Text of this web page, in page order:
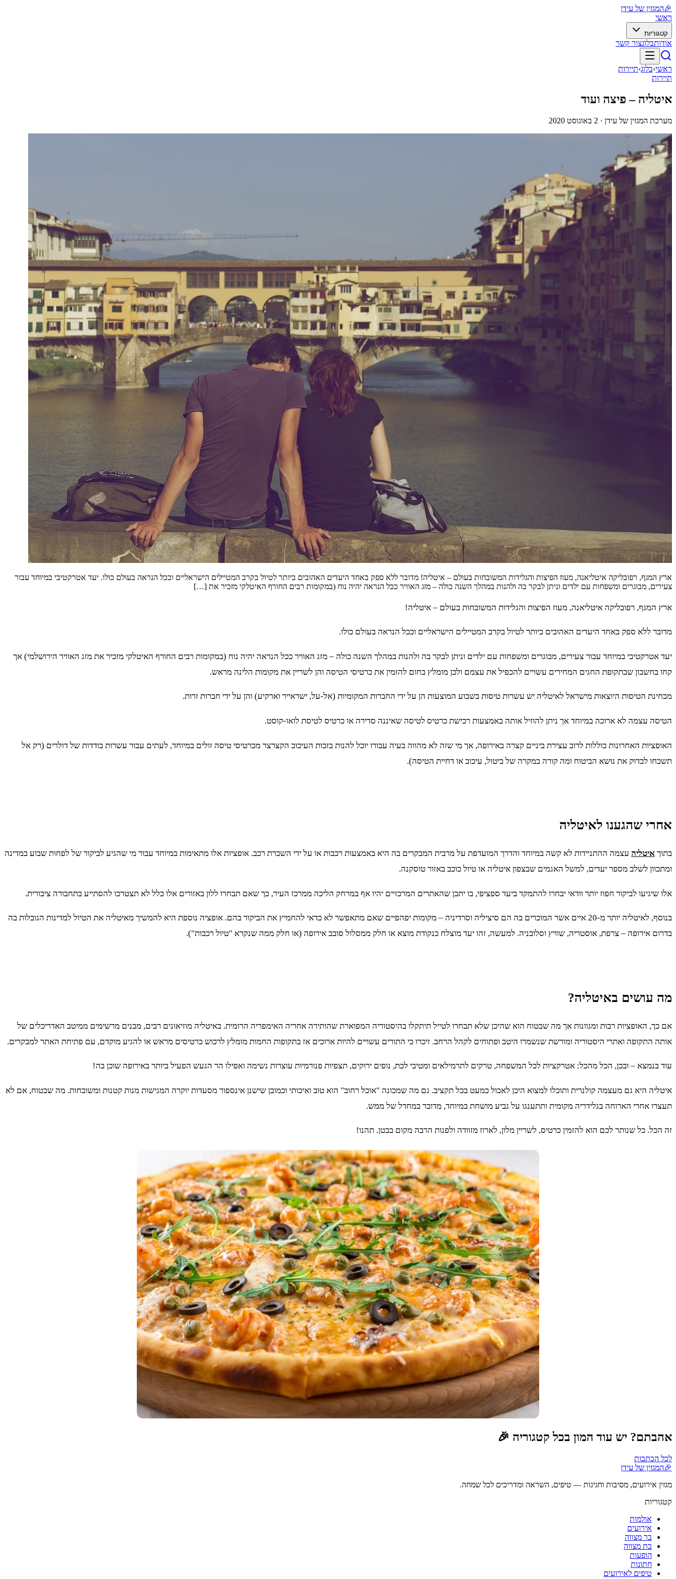
🎉המגזין של עידן
ראשי
קטגוריות
אודותבלוגצור קשר
ראשי›בלוג›תיירות
תיירות
איטליה – פיצה ועוד
מערכת המגזין של עידן · 2 באוגוסט 2020
ארץ המגף, רפובליקה איטליאנה, מעוז הפיצות והגלידות המשובחות בעולם – איטליה! מדובר ללא ספק באחד היעדים האהובים ביותר לטיול בקרב המטיילים הישראליים וככל הנראה בעולם כולו. יעד אטרקטיבי במיוחד עבור
צעירים, מבוגרים ומשפחות עם ילדים וניתן לבקר בה ולהנות במהלך השנה כולה – מזג האוויר ככל הנראה יהיה נוח (במקומות רבים החורף האיטלקי מזכיר את […]
ארץ המגף, רפובליקה איטליאנה, מעוז הפיצות והגלידות המשובחות בעולם – איטליה!
מדובר ללא ספק באחד היעדים האהובים ביותר לטיול בקרב המטיילים הישראליים וככל הנראה בעולם כולו.
יעד אטרקטיבי במיוחד עבור צעירים, מבוגרים ומשפחות עם ילדים וניתן לבקר בה ולהנות במהלך השנה כולה – מזג האוויר ככל הנראה יהיה נוח (במקומות רבים החורף האיטלקי מזכיר את מזג האוויר הירושלמי) אך
קחו בחשבון שבתקופת החגים המחירים עשויים להכפיל את עצמם ולכן מומלץ בחום להזמין את כרטיסי הטיסה והן לשריין את מקומות הלינה מראש.
מבחינת הטיסות היוצאות מישראל לאיטליה יש עשרות טיסות בשבוע המוצעות הן על ידי החברות המקומיות (אל-על, ישראייר וארקיע) והן על ידי חברות זרות.
הטיסה עצמה לא ארוכה במיוחד אך ניתן להוזיל אותה באמצעות רכישת כרטיס לטיסה שאיננה סדירה או כרטיס לטיסת לואו-קוסט.
האופציות האחרונות כוללות לרוב עצירת ביניים קצרה באירופה, אך מי שזה לא מהווה בעיה עבורו יוכל להנות בזכות העיכוב הקצרצר מכרטיסי טיסה זולים במיוחד, לעתים עבור עשרות בודדות של דולרים (רק אל
תשכחו לבדוק את נושא הביטוח ומה קורה במקרה של ביטול, עיכוב או דחיית הטיסה).
אחרי שהגענו לאיטליה
בתוך איטליה עצמה ההתניידות לא קשה במיוחד והדרך המועדפת על מרבית המבקרים בה היא באמצעות רכבות או על ידי השכרת רכב. אופציות אלו מתאימות במיוחד עבור מי שהגיע לביקור של לפחות שבוע במדינה
ומתכוון לשלב מספר יעדים, למשל האגמים שבצפון איטליה או טיול כוכב באזור טוסקנה.
אלו שיגיעו לביקור חפוז יותר וודאי יבחרו להתמקד ביעד ספציפי, בו יתכן שהאתרים המרכזיים יהיו אף במרחק הליכה ממרכז העיר, כך שאם תבחרו ללון באזורים אלו כלל לא תצטרכו להסתייע בתחבורה ציבורית.
בנוסף, לאיטליה יותר מ-20 איים אשר המוכרים בה הם סיציליה וסרדיניה – מקומות יפהפיים שאם מתאפשר לא כדאי להחמיץ את הביקור בהם. אופציה נוספת היא להמשיך מאיטליה את הטיול למדינות הגובלות בה
בדרום אירופה – צרפת, אוסטריה, שוויץ וסלובניה. למעשה, זהו יעד מוצלח כנקודת מוצא או חלק ממסלול סובב אירופה (או חלק ממה שנקרא "טיול רכבות").
מה עושים באיטליה?
אם כך, האופציות רבות ומגוונות אך מה שבטוח הוא שהיכן שלא תבחרו לטייל תיתקלו בהיסטוריה המפוארת שהותירה אחריה האימפריה הרומית. באיטליה מוזיאונים רבים, מבנים מרשימים ממיטב האדריכלים של
אותה התקופה ואתרי היסטוריה ומורשת שנשמרו היטב ופתוחים לקהל הרחב. זיכרו כי התורים עשויים להיות ארוכים אז בתקופות החמות מומלץ לרכוש כרטיסים מראש או להגיע מוקדם, עם פתיחת האתר למבקרים.
עוד בנמצא – ובכן, הכל מהכל: אטרקציות לכל המשפחה, טרקים לתרמילאים ומטיבי לכת, נופים ירוקים, תצפיות פנורמיות עוצרות נשימה ואפילו הר הגעש הפעיל ביותר באירופה שוכן בה!
איטליה היא גם מעצמה קולנרית ותוכלו למצוא היכן לאכול כמעט בכל תקציב. גם מה שמכונה "אוכל רחוב" הוא טוב ואיכותי וכמובן שישנן אינספור מסעדות יוקרה המגישות מנות קטנות ומשובחות. מה שבטוח, אם לא
תעצרו אחרי הארוחה בגלידריה מקומית ותתענגו על גביע מושחת במיוחד, מדובר במחדל של ממש.
זה הכל. כל שנותר לכם הוא להזמין כרטיס, לשריין מלון, לארוז מזוודה ולפנות הרבה מקום בבטן. תהנו!
אהבתם? יש עוד המון בכל קטגוריה 🎉
לכל הכתבות
🎉המגזין של עידן
מגזין אירועים, מסיבות וחגיגות — טיפים, השראה ומדריכים לכל שמחה.
קטגוריות
אולמות
אירועים
בר מצווה
בת מצווה
הופעות
חתונות
טיפים לאירועים